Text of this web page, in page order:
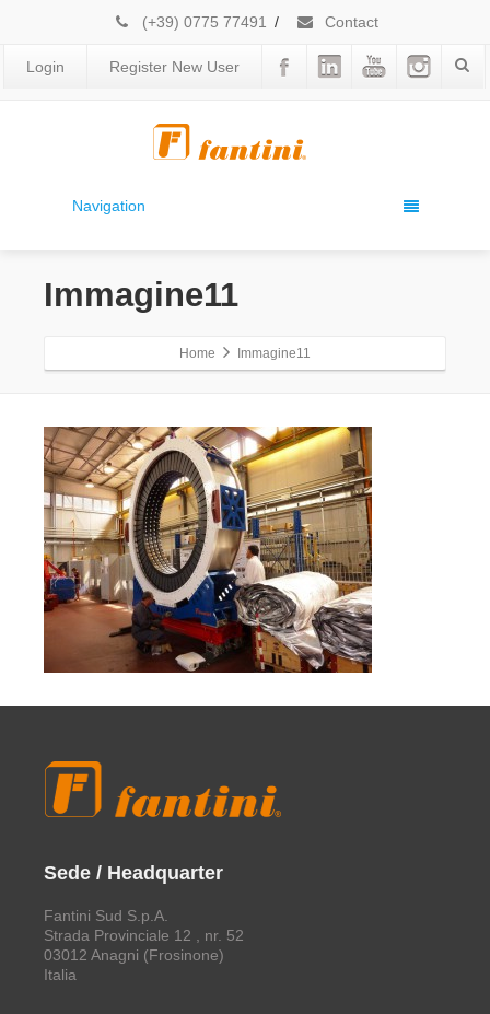
(+39) 0775 77491 / Contact
Login Register New User
Navigation
Immagine11
Home Immagine11
Sede / Headquarter
Fantini Sud S.p.A.
Strada Provinciale 12 , nr. 52
03012 Anagni (Frosinone)
Italia